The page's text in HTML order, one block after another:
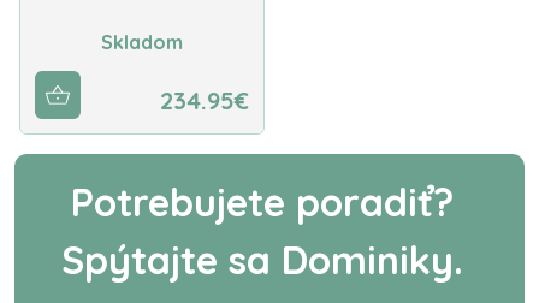
Skladom
234.95€
Potrebujete poradiť?
Spýtajte sa Dominiky.